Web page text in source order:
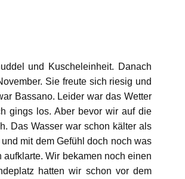
und Kuscheleinheit. Danach
Sie freute sich riesig und
Bassano. Leider war das Wetter
gings los. Aber bevor wir auf die
Das Wasser war schon kälter als
mit dem Gefühl doch noch was
Wir bekamen noch einen
hatten wir schon vor dem